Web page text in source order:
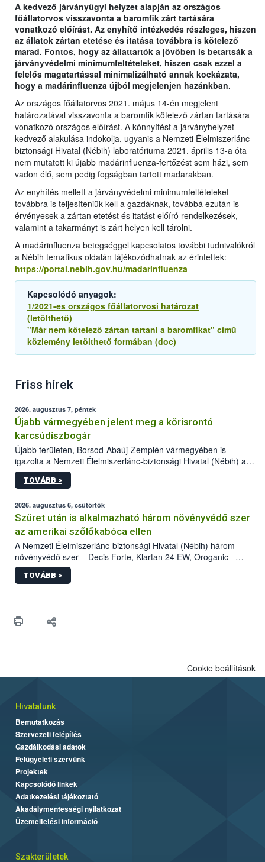
A kedvező járványügyi helyzet alapján az országos
főállatorvos visszavonta a baromfik zárt tartására
vonatkozó előírást. Az enyhítő intézkedés részleges, hiszen
az állatok zártan etetése és itatása továbbra is kötelező
marad. Fontos, hogy az állattartók a jövőben is betartsák a
járványvédelmi minimumfeltételeket, hiszen csak ezzel a
felelős magatartással minimalizálható annak kockázata,
hogy a madárinfluenza újból megjelenjen hazánkban.
Az országos főállatorvos 2021. május 14-én megjelent
határozatával visszavonta a baromfik kötelező zártan tartására
vonatkozó országos előírást. A könnyítést a járványhelyzet
kedvező alakulása indokolja, ugyanis a Nemzeti Élelmiszerlánc-
biztonsági Hivatal (Nébih) laboratóriuma 2021. április 13-a óta
nem mutatott ki újabb madárinfluenza-fertőzést sem házi, sem
vadon élő, sem pedig fogságban tartott madarakban.
Az enyhítés mellett a járványvédelmi minimumfeltételeket
továbbra is teljesíteniük kell a gazdáknak, továbbá ezután is
érvényesek a zártan etetést és itatást előíró rendelkezések,
valamint a takarmányt is zárt helyen kell tárolni.
A madárinfluenza betegséggel kapcsolatos további tudnivalókról
a Nébih tematikus oldalán tájékozódhatnak az érintettek:
https://portal.nebih.gov.hu/madarinfluenza
Kapcsolódó anyagok:
1/2021-es országos főállatorvosi határozat
(letölthető)
"Már nem kötelező zártan tartani a baromfikat" című
közlemény letölthető formában (doc)
Friss hírek
2026. augusztus 7, péntek
Újabb vármegyében jelent meg a kőrisrontó
karcsúdíszbogár
Újabb területen, Borsod-Abaúj-Zemplén vármegyében is
igazolta a Nemzeti Élelmiszerlánc-biztonsági Hivatal (Nébih) a
kőrisrontó karcsúdíszbogár (Agrilus planipennis) jelenlétét. A
kártevőt nem csak színcsapdában találták meg, de már fertőzött
az intenzív felderítést, emellett az intézkedéseket a szlovák
hatósággal is összehangolják a terjedés megállítása érdekében.
TOVÁBB >
2026. augusztus 6, csütörtök
Szüret után is alkalmazható három növényvédő szer
az amerikai szőlőkabóca ellen
A Nemzeti Élelmiszerlánc-biztonsági Hivatal (Nébih) három
növényvédő szer – Decis Forte, Klartan 24 EW, Oroganic –
engedélyokiratát módosította, így azok a szüretet követően,
egészen a vesszőérettség (BBCH 91) stádiumáig
érésű szőlőkben is legyen lehetőség a károsító elleni további
felhasználók számára is elérhető és ökológiai termesztésben is
TOVÁBB >
Cookie beállítások
Hivatalunk
Bemutatkozás
Szervezeti felépítés
Gazdálkodási adatok
Felügyeleti szervünk
Projektek
Kapcsolódó linkek
Adatkezelési tájékoztató
Akadálymentességi nyilatkozat
Üzemeltetési információ
Szakterületek